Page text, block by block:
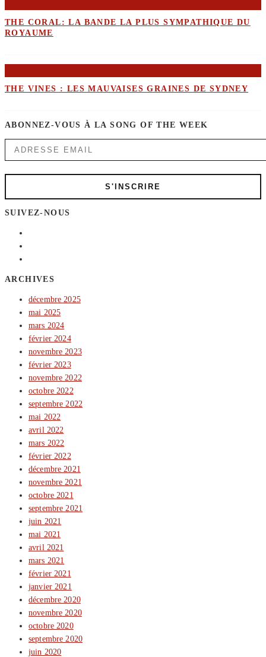
THE CORAL: LA BANDE LA PLUS SYMPATHIQUE DU
ROYAUME
THE VINES : LES MAUVAISES GRAINES DE SYDNEY
ABONNEZ-VOUS À LA SONG OF THE WEEK
SUIVEZ-NOUS
ARCHIVES
décembre 2025
mai 2025
mars 2024
février 2024
novembre 2023
février 2023
novembre 2022
octobre 2022
septembre 2022
mai 2022
avril 2022
mars 2022
février 2022
décembre 2021
novembre 2021
octobre 2021
septembre 2021
juin 2021
mai 2021
avril 2021
mars 2021
février 2021
janvier 2021
décembre 2020
novembre 2020
octobre 2020
septembre 2020
juin 2020